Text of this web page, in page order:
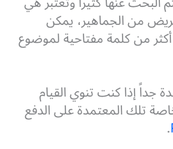
من الجماهير، يمكن
من كلمة مفتاحية لموضوع
جداً إذا كنت تنوي القيام
تلك المعتمدة على الدفع
.